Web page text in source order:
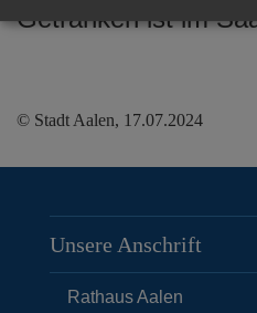
Getränken ist im
© Stadt Aalen, 17.07.2024
Unsere Anschrift
Rathaus Aalen